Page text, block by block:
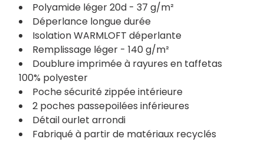
Polyamide léger 20d - 37 g/m²
Déperlance longue durée
Isolation WARMLOFT déperlante
Remplissage léger - 140 g/m²
Doublure imprimée à rayures en taffetas
100% polyester
Poche sécurité zippée intérieure
2 poches passepoilées inférieures
Détail ourlet arrondi
Fabriqué à partir de matériaux recyclés